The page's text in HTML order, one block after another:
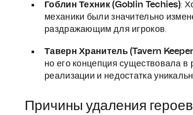
Гоблин Техник (Goblin Techies):
механики были значительно
раздражающим для игроков.
Таверн Хранитель (Tavern
но его концепция существовала
реализации и недостатка
Причины удаления героев